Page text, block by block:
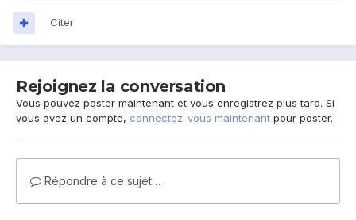
Citer
Rejoignez la conversation
Vous pouvez poster maintenant et vous enregistrez plus tard. Si
vous avez un compte, connectez-vous maintenant pour poster.
Répondre à ce sujet…